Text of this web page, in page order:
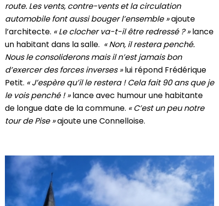
route. Les vents, contre-vents et la circulation
automobile font aussi bouger l’ensemble »ajoute
l’architecte. « Le clocher va-t-il être redressé ? »lance
un habitant dans la salle. « Non, il restera penché.
Nous le consoliderons mais il n’est jamais bon
d’exercer des forces inverses »lui répond Frédérique
Petit. « J’espère qu’il le restera ! Cela fait 90 ans que je
le vois penché ! »lance avec humour une habitante
de longue date de la commune. « C’est un peu notre
tour de Pise »ajoute une Connelloise.